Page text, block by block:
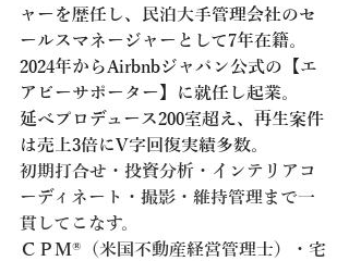
ャーを歴任し、民泊大手管理会社のセ
ールスマネージャーとして7年在籍。
2024年からAirbnbジャパン公式の【エ
アビーサポーター】に就任し起業。
延べプロデュース200室超え、再生案件
は売上3倍にV字回復実績多数。
初期打合せ・投資分析・インテリアコ
ーディネート・撮影・維持管理まで一
貫してこなす。
ＣＰＭ®（米国不動産経営管理士）・宅